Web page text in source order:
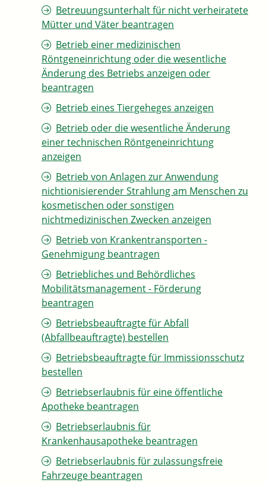
Betreuungsunterhalt für nicht verheiratete
Mütter und Väter beantragen
Betrieb einer medizinischen
Röntgeneinrichtung oder die wesentliche
Änderung des Betriebs anzeigen oder
beantragen
Betrieb eines Tiergeheges anzeigen
Betrieb oder die wesentliche Änderung
einer technischen Röntgeneinrichtung
anzeigen
Betrieb von Anlagen zur Anwendung
nichtionisierender Strahlung am Menschen zu
kosmetischen oder sonstigen
nichtmedizinischen Zwecken anzeigen
Betrieb von Krankentransporten -
Genehmigung beantragen
Betriebliches und Behördliches
Mobilitätsmanagement - Förderung
beantragen
Betriebsbeauftragte für Abfall
(Abfallbeauftragte) bestellen
Betriebsbeauftragte für Immissionsschutz
bestellen
Betriebserlaubnis für eine öffentliche
Apotheke beantragen
Betriebserlaubnis für
Krankenhausapotheke beantragen
Betriebserlaubnis für zulassungsfreie
Fahrzeuge beantragen